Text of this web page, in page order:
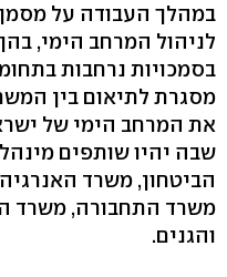
במהלך העבודה על מסמך
לניהול המרחב הימי,
בסמכויות נרחבות
מסגרת לתיאום בין
את המרחב הימי של
שבה יהיו שותפים
הביטחון, משרד
משרד התחבורה, משרד
והגנים.